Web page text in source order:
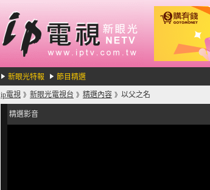
新眼光特報 節目精選
ip電視 》 新眼光電視台 》 精選內容 》 以父之名
精選影音